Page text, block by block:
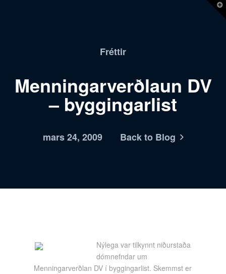
Fréttir
Menningarverðlaun DV
– byggingarlist
mars 24, 2009 Back to Blog
Nýlega var tilkynnt niðurstaða
dómnefndar um
Menningarverðlan DV í byggingarlist. Skemmst er